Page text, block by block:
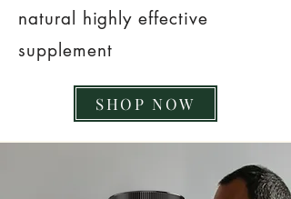
natural highly effective
supplement
SHOP NOW